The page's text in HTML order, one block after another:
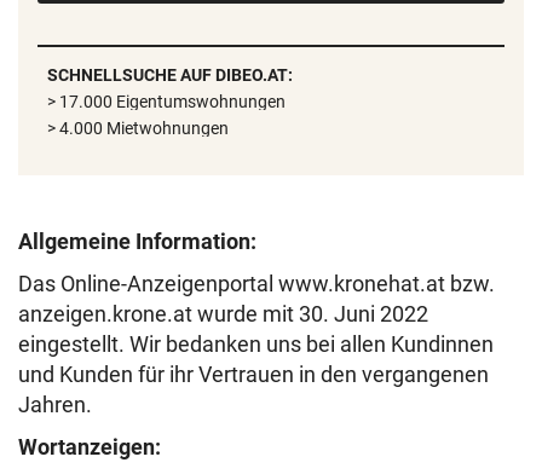
SCHNELLSUCHE AUF DIBEO.AT:
> 17.000 Eigentumswohnungen
> 4.000 Mietwohnungen
Allgemeine Information:
Das Online-Anzeigenportal www.kronehat.at bzw.
anzeigen.krone.at wurde mit 30. Juni 2022
eingestellt. Wir bedanken uns bei allen Kundinnen
und Kunden für ihr Vertrauen in den vergangenen
Jahren.
Wortanzeigen: